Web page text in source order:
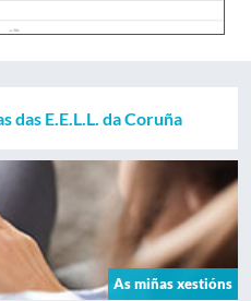
das E.E.L.L. da Coruña
As miñas xestións